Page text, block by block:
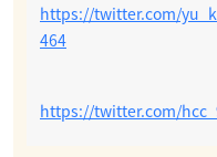
https://twitter.com/
464
https://twitter.com/